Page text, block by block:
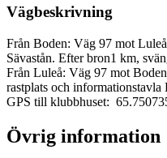
Vägbeskrivning
Från Boden: Väg 97 mot
Sävastån. Efter bron1 km,
Från Luleå: Väg 97 mot
rastplats och informationstavla
GPS till klubbhuset:
Övrig information